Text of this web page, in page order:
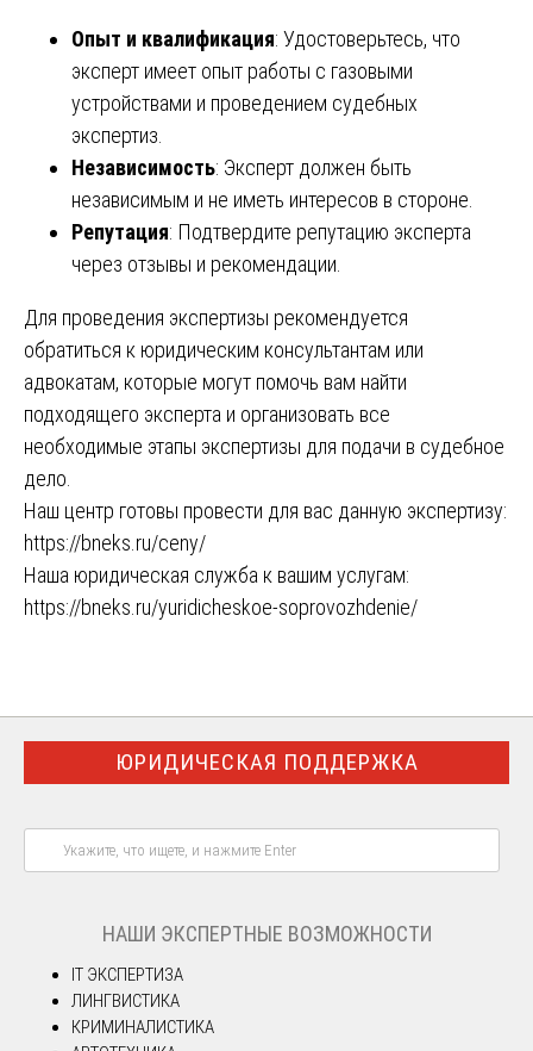
Опыт и квалификация: Удостоверьтесь, что
эксперт имеет опыт работы с газовыми
устройствами и проведением судебных
экспертиз.
Независимость: Эксперт должен быть
независимым и не иметь интересов в стороне.
Репутация: Подтвердите репутацию эксперта
через отзывы и рекомендации.
Для проведения экспертизы рекомендуется
обратиться к юридическим консультантам или
адвокатам, которые могут помочь вам найти
подходящего эксперта и организовать все
необходимые этапы экспертизы для подачи в судебное
дело.
Наш центр готовы провести для вас данную экспертизу:
https://bneks.ru/ceny/
Наша юридическая служба к вашим услугам:
https://bneks.ru/yuridicheskoe-soprovozhdenie/
ЮРИДИЧЕСКАЯ ПОДДЕРЖКА
НАШИ ЭКСПЕРТНЫЕ ВОЗМОЖНОСТИ
IT ЭКСПЕРТИЗА
ЛИНГВИСТИКА
КРИМИНАЛИСТИКА